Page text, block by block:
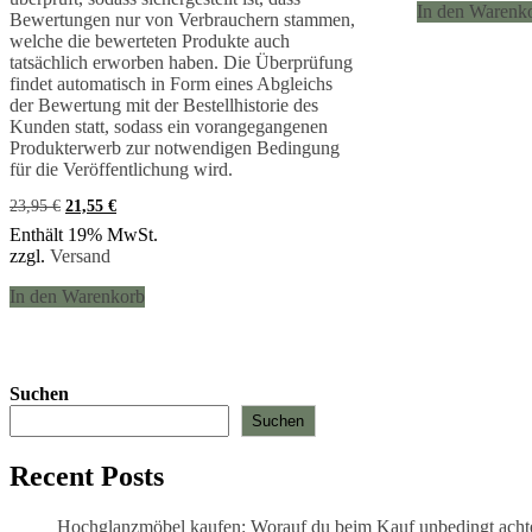
Bewertungen nur von Verbrauchern stammen,
welche die bewerteten Produkte auch
tatsächlich erworben haben. Die Überprüfung
findet automatisch in Form eines Abgleichs
der Bewertung mit der Bestellhistorie des
Kunden statt, sodass ein vorangegangenen
Produkterwerb zur notwendigen Bedingung
für die Veröffentlichung wird.
23,95€ Ursprünglicher
Preis
war:
23,95 €
21,55 €Aktueller
Preis
ist:
Enthält 19% MwSt.
zzgl. Versand
In den Warenkorb
In den
Suchen
Suchen
Recent Posts
Hochglanzmöbel kaufen: Worauf du beim Kauf unbedingt